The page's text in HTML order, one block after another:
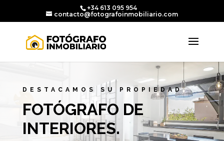
+34 613 095 954
contacto@fotografoinmobiliario.com
DESTACAMOS SU PROPIEDAD
FOTÓGRAFO DE
INTERIORES.